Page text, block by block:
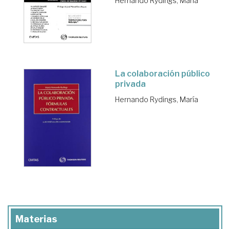
La colaboración público
privada
Hernando Rydings, María
Materias